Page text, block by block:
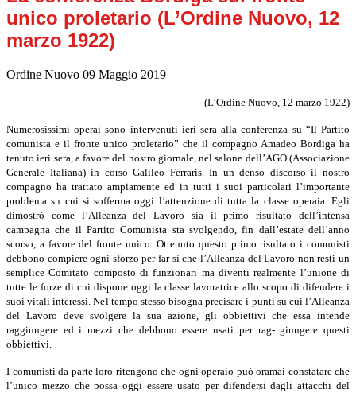
unico proletario (L’Ordine Nuovo, 12
marzo 1922)
Ordine Nuovo 09 Maggio 2019
(L’Ordine Nuovo, 12 marzo 1922)
Numerosissimi operai sono intervenuti ieri sera alla conferenza su “Il Partito
comunista e il fronte unico proletario” che il compagno Amadeo Bordiga ha
tenuto ieri sera, a favore del nostro giornale, nel salone dell’AGO (Associazione
Generale Italiana) in corso Galileo Ferraris. In un denso discorso il nostro
compagno ha trattato ampiamente ed in tutti i suoi particolari l’importante
problema su cui si sofferma oggi l’attenzione di tutta la classe operaia. Egli
dimostrò come l’Alleanza del Lavoro sia il primo risultato dell’intensa
campagna che il Partito Comunista sta svolgendo, fin dall’estate dell’anno
scorso, a favore del fronte unico. Ottenuto questo primo risultato i comunisti
debbono compiere ogni sforzo per far sì che l’Alleanza del Lavoro non resti un
semplice Comitato composto di funzionari ma diventi realmente l’unione di
tutte le forze di cui dispone oggi la classe lavoratrice allo scopo di difendere i
suoi vitali interessi. Nel tempo stesso bisogna precisare i punti su cui l’Alleanza
del Lavoro deve svolgere la sua azione, gli obbiettivi che essa intende
raggiungere ed i mezzi che debbono essere usati per rag- giungere questi
obbiettivi.
I comunisti da parte loro ritengono che ogni operaio può oramai constatare che
l’unico mezzo che possa oggi essere usato per difendersi dagli attacchi del